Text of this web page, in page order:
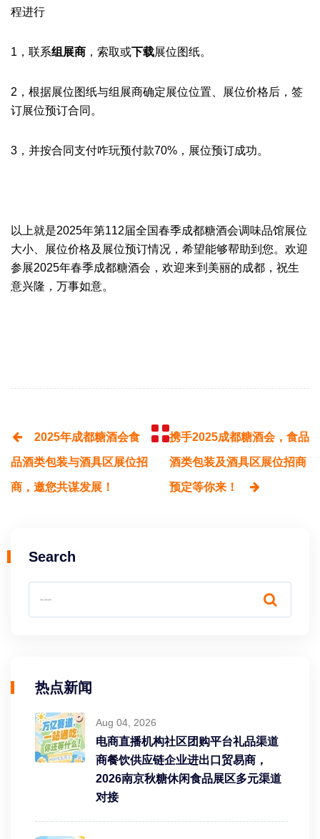
程进行
1，联系组展商 ‍，索取或下载展位图纸。
2，根据展位图纸与组展商确定展位位置、展位价格后，签
订展位预订合同。
3， 并按合同支付咋玩预付款70%，展位预订成功。
以上就是2025年第112届全国春季成都糖酒会调味品馆展位
大小、展位价格及展位预订情况，希望能够帮助到您。欢迎
参展2025年春季成都糖酒会，欢迎来到美丽的成都，祝生
意兴隆，万事如意。
2025年成都糖酒会食
品酒类包装与酒具区展位招
商，邀您共谋发展！
携手2025成都糖酒会，食品
酒类包装及酒具区展位招商
预定等你来！
Search
热点新闻
Aug 04, 2026
电商直播机构社区团购平台礼品渠道
商餐饮供应链企业进出口贸易商，
2026南京秋糖休闲食品展区多元渠道
对接